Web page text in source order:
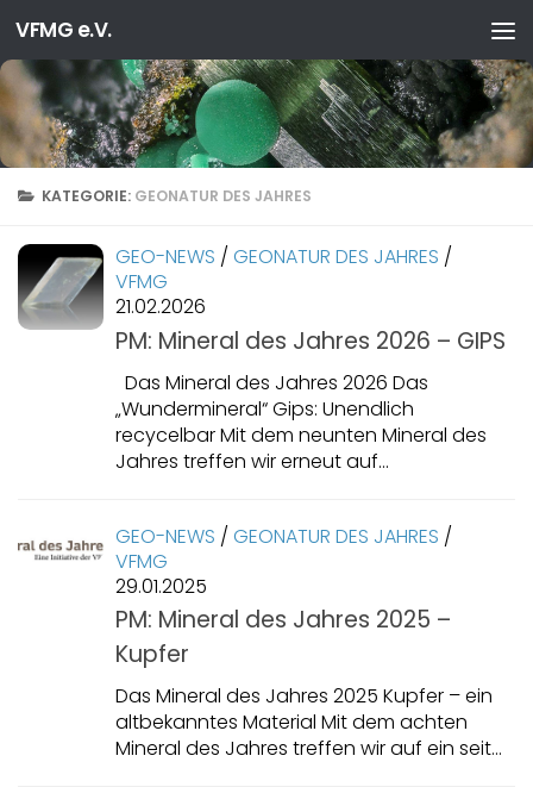
Zum Inhalt springen
VFMG e.V.
KATEGORIE: GEONATUR DES JAHRES
GEO-NEWS / GEONATUR DES JAHRES /
VFMG
21.02.2026
PM: Mineral des Jahres 2026 – GIPS
Das Mineral des Jahres 2026 Das
„Wundermineral“ Gips: Unendlich
recycelbar Mit dem neunten Mineral des
Jahres treffen wir erneut auf...
GEO-NEWS / GEONATUR DES JAHRES /
VFMG
29.01.2025
PM: Mineral des Jahres 2025 –
Kupfer
Das Mineral des Jahres 2025 Kupfer – ein
altbekanntes Material Mit dem achten
Mineral des Jahres treffen wir auf ein seit...